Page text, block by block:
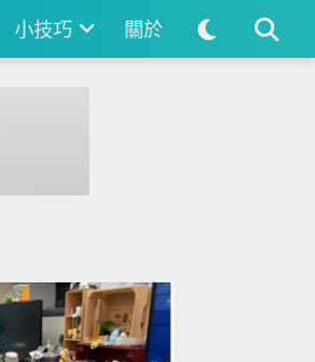
小技巧 關於